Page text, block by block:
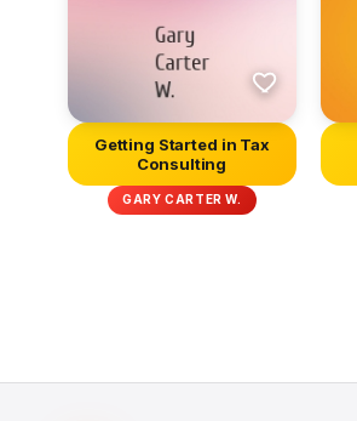
Getting Started in Tax
Consulting
GARY CARTER W.